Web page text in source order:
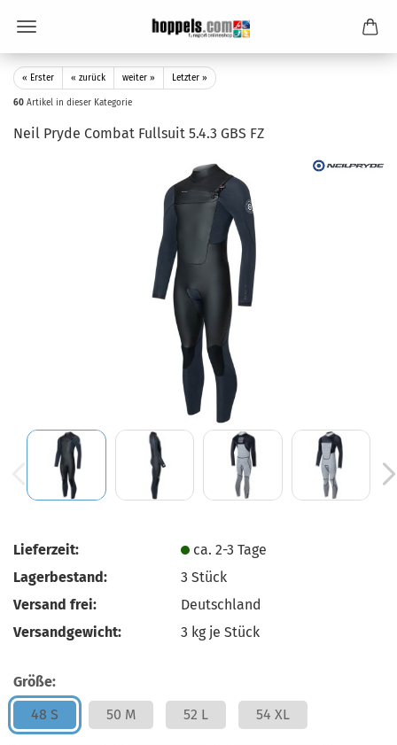
« Erster « zurück weiter » Letzter »
60 Artikel in dieser Kategorie
Neil Pryde Combat Fullsuit 5.4.3 GBS FZ
Lieferzeit:
ca. 2-3 Tage
Lagerbestand:
3Stück
Versand frei:
Deutschland
Versandgewicht:
3 kg je Stück
Größe:
48 S
50 M 52 L 54 XL